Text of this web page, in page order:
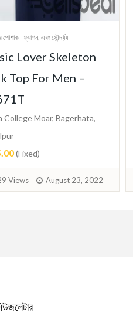
পোশাক ফ্যাশন, এবং সৌন্দর্য্য
Lover Skeleton
Top For Men –
College Moar, Bagerhata,
(Fixed)
Views August 23, 2022